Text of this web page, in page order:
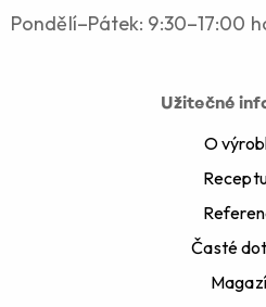
Pondělí–Pátek: 9:30–17:00
Užitečné
O
Časté